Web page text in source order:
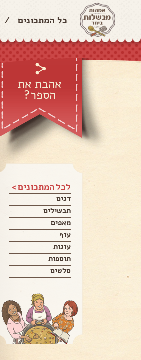
כל המתכונים /
אהבת את
הספר?
לכל המתכונים >
דגים
תבשילים
מאפים
עוף
עוגות
תוספות
סלטים